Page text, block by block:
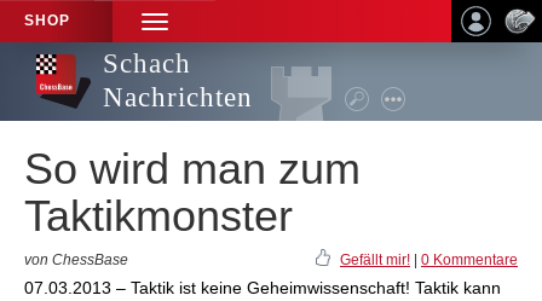
SHOP
TOGGLE
NAVIGATION
Schach
Nachrichten
So wird man zum
Taktikmonster
von ChessBase Gefällt mir! 0 Kommentare
07.03.2013 – Taktik ist keine Geheimwissenschaft! Taktik kann